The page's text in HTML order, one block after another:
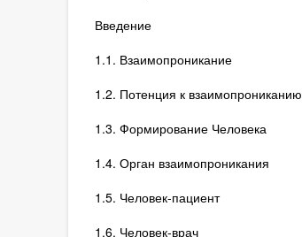
Введение
1.1. Взаимопроникание
1.2. Потенция к взаимопрониканию
1.3. Формирование Человека
1.4. Орган взаимопроникания
1.5. Человек-пациент
1.6. Человек-врач